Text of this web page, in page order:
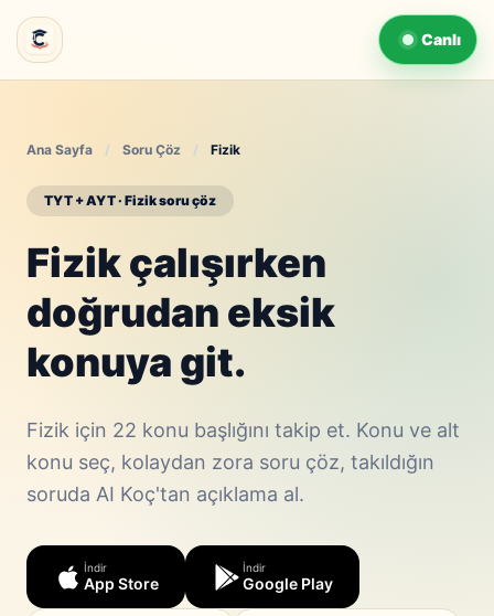
Canlı
Ana Sayfa / Soru Çöz / Fizik
TYT + AYT · Fizik soru çöz
Fizik çalışırken
doğrudan eksik
konuya git.
Fizik için 22 konu başlığını takip et. Konu ve alt
konu seç, kolaydan zora soru çöz, takıldığın
soruda AI Koç'tan açıklama al.
İndir
App Store
İndir
Google Play